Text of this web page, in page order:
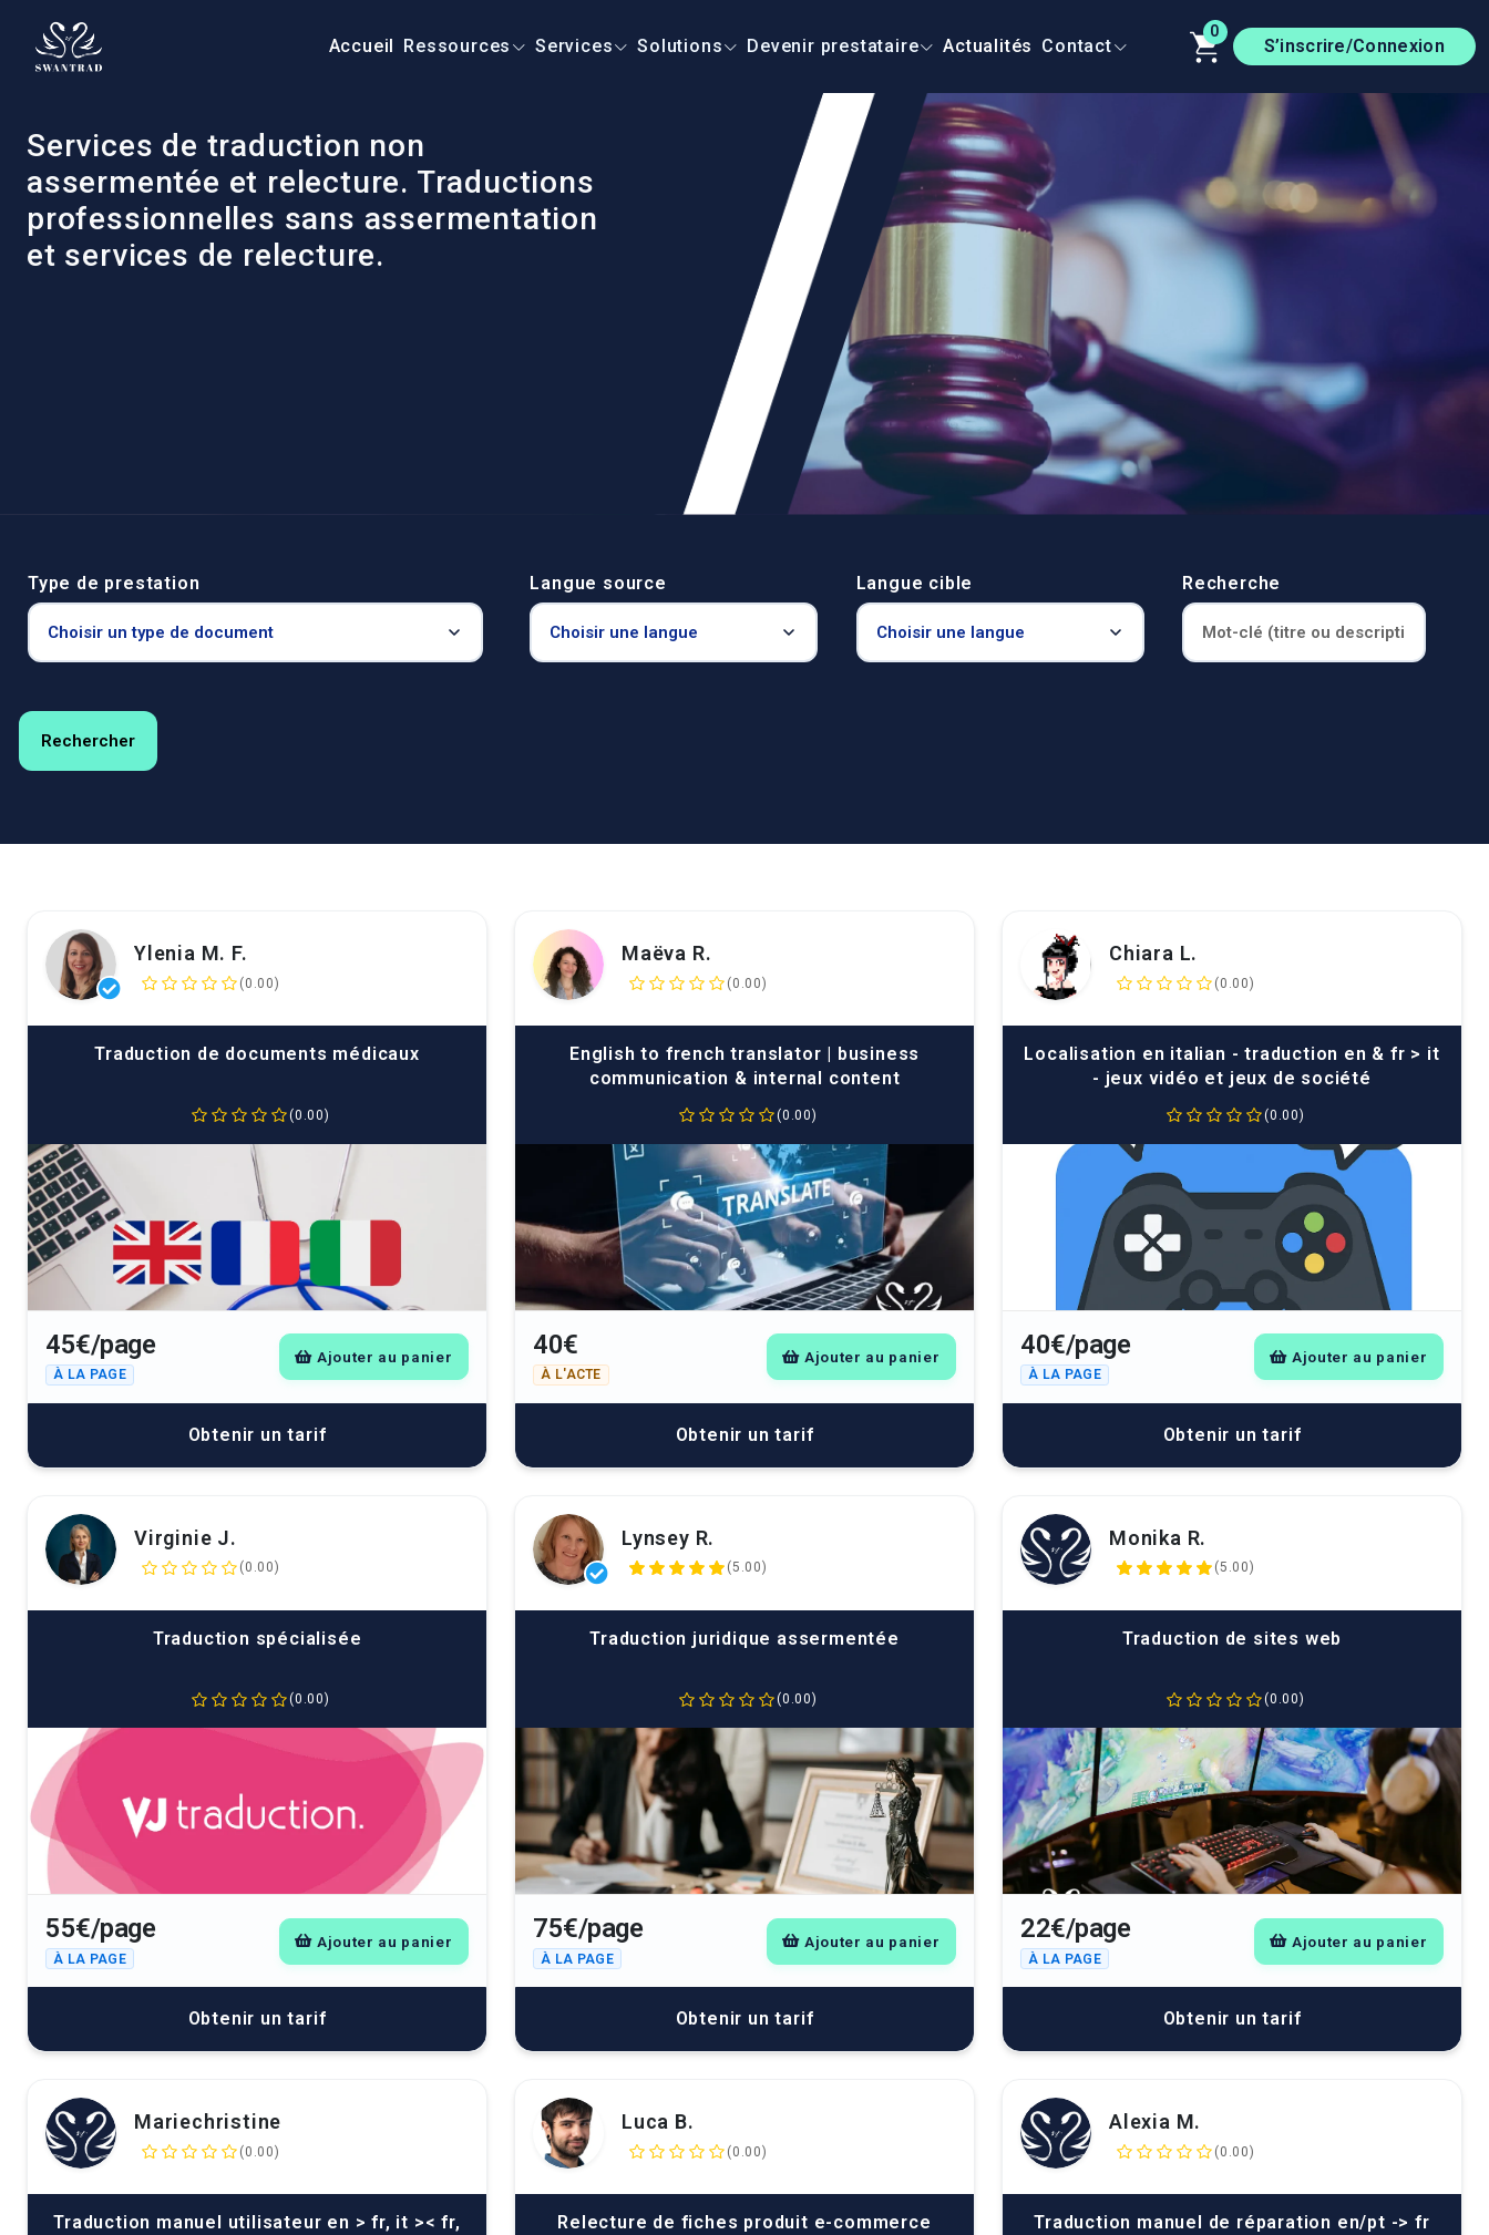
Accueil Ressources Services Solutions Devenir prestataire Actualités Contact
0
S’inscrire/Connexion
Services de traduction non
assermentée et relecture. Traductions
professionnelles sans assermentation
et services de relecture.
Type de prestation Langue source Langue cible Recherche
Ylenia M. F.
(0.00)
Traduction de documents médicaux
(0.00)
45€/page
À LA PAGE
Ajouter au panier
Obtenir un tarif
Maëva R.
(0.00)
English to french translator | business
communication & internal content
(0.00)
40€
À L'ACTE
Ajouter au panier
Obtenir un tarif
Chiara L.
(0.00)
Localisation en italian - traduction en & fr > it
- jeux vidéo et jeux de société
(0.00)
40€/page
À LA PAGE
Ajouter au panier
Obtenir un tarif
Virginie J.
(0.00)
Traduction spécialisée
(0.00)
55€/page
À LA PAGE
Ajouter au panier
Obtenir un tarif
Lynsey R.
(5.00)
Traduction juridique assermentée
(0.00)
75€/page
À LA PAGE
Ajouter au panier
Obtenir un tarif
Monika R.
(5.00)
Traduction de sites web
(0.00)
22€/page
À LA PAGE
Ajouter au panier
Obtenir un tarif
Mariechristine
(0.00)
Traduction manuel utilisateur en > fr, it >< fr,
Luca B.
(0.00)
Relecture de fiches produit e-commerce
Alexia M.
(0.00)
Traduction manuel de réparation en/pt -> fr